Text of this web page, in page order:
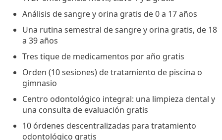
Análisis de sangre y orina gratis de 0 a 17 años
Una rutina semestral de sangre y orina gratis, de 18
a 39 años
Tres tique de medicamentos por año gratis
Orden (10 sesiones) de tratamiento de piscina o
gimnasio
Centro odontológico integral: una limpieza dental y
una consulta de evaluación gratis
10 órdenes descentralizadas para tratamiento
odontológico gratis